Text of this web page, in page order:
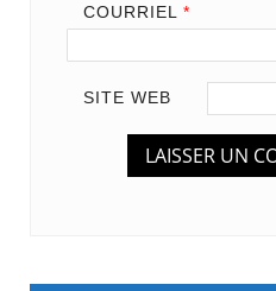
COURRIEL *
SITE WEB